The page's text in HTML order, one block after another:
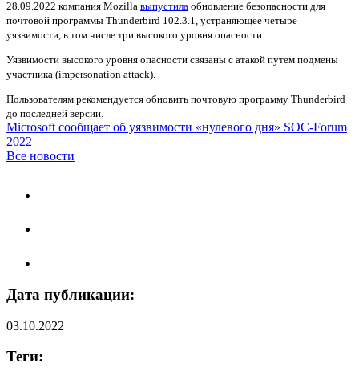
28.09.2022 компания Mozilla выпустила обновление безопасности для
почтовой программы Thunderbird 102.3.1, устраняющее четыре
уязвимости, в том числе три высокого уровня опасности.
Уязвимости высокого уровня опасности связаны с атакой путем подмены
участника (impersonation attack).
Пользователям рекомендуется обновить почтовую программу Thunderbird
до последней версии.
Microsoft сообщает об уязвимости «нулевого дня» SOC-Forum
2022
Все новости
Дата публикации:
03.10.2022
Теги: